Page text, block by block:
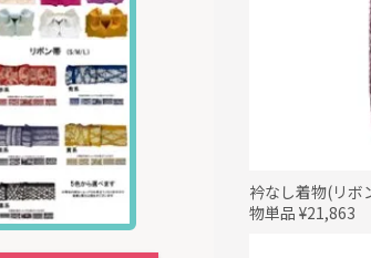
衿なし着物(リ
物単品 ¥21,863